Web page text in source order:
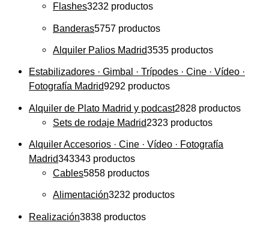
Flashes3232 productos
Banderas5757 productos
Alquiler Palios Madrid3535 productos
Estabilizadores · Gimbal · Trípodes · Cine · Vídeo ·
Fotografía Madrid9292 productos
Alquiler de Plato Madrid y podcast2828 productos
Sets de rodaje Madrid2323 productos
Alquiler Accesorios · Cine · Vídeo · Fotografía
Madrid343343 productos
Cables5858 productos
Alimentación3232 productos
Realización3838 productos